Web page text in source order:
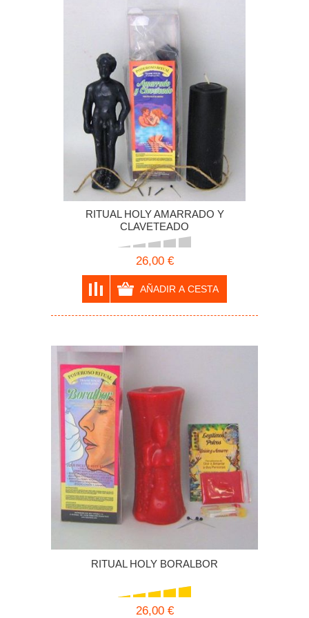
RITUAL HOLY AMARRADO Y
CLAVETEADO
26,00 €
RITUAL HOLY BORALBOR
26,00 €